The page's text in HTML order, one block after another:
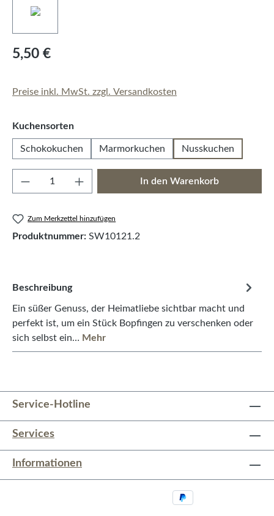
5,50 €
Preise inkl. MwSt. zzgl. Versandkosten
Kuchensortenauswählen
Schokokuchen Marmorkuchen Nusskuchen
Produkt Anzahl: Gib den gewünschten
In den Warenkorb
Zum Merkzettel hinzufügen
Produktnummer: SW10121.2
Beschreibung
Ein süßer Genuss, der Heimatliebe sichtbar macht und
perfekt ist, um ein Stück Bopfingen zu verschenken oder
sich selbst ein… Mehr
Service-Hotline
Services
Informationen